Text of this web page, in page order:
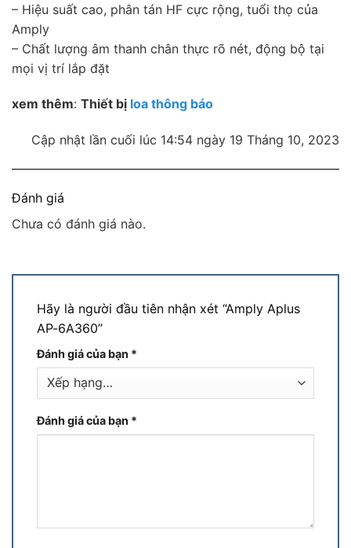
– Hiệu suất cao, phân tán HF cực rộng, tuổi thọ của
Amply
– Chất lượng âm thanh chân thực rõ nét, động bộ tại
mọi vị trí lắp đặt
xem thêm: Thiết bị loa thông báo
Cập nhật lần cuối lúc 14:54 ngày 19 Tháng 10, 2023
Đánh giá
Chưa có đánh giá nào.
Hãy là người đầu tiên nhận xét “Amply Aplus
AP-6A360”
Đánh giá của bạn *
Đánh giá của bạn *